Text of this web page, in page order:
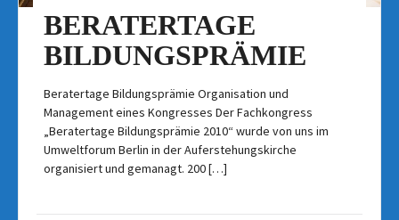
BERATERTAGE
BILDUNGSPRÄMIE
Beratertage Bildungsprämie Organisation und
Management eines Kongresses Der Fachkongress
„Beratertage Bildungsprämie 2010“ wurde von uns im
Umweltforum Berlin in der Auferstehungskirche
organisiert und gemanagt. 200 […]